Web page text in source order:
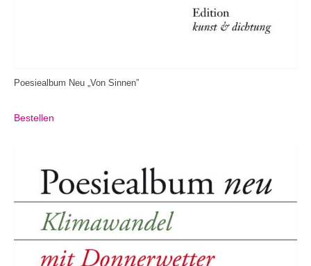
Poesiealbum Neu „Von Sinnen”
Bestellen